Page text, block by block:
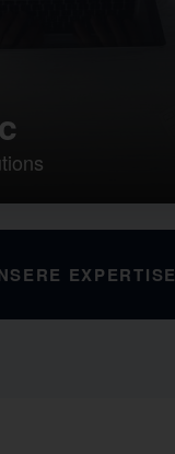
EXPERTISE